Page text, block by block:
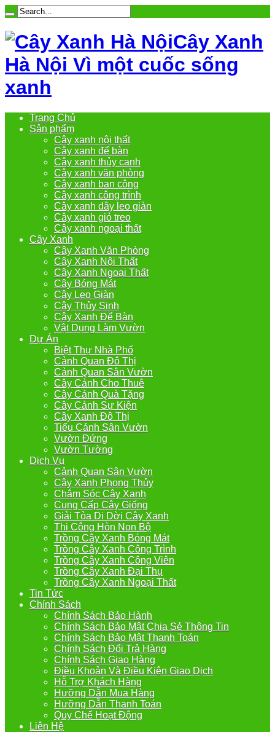
Cây Xanh
Hà Nội Vì một cuốc sống
xanh
Trang Chủ
Sản phẩm
Cây xanh nội thất
Cây xanh để bàn
Cây xanh thủy canh
Cây xanh văn phòng
Cây xanh ban công
Cây xanh công trình
Cây xanh dây leo giàn
Cây xanh giỏ treo
Cây xanh ngoại thất
Cây Xanh
Cây Xanh Văn Phòng
Cây Xanh Nội Thất
Cây Xanh Ngoại Thất
Cây Bóng Mát
Cây Leo Giàn
Cây Thủy Sinh
Cây Xanh Để Bàn
Vật Dụng Làm Vườn
Dự Án
Biệt Thự Nhà Phố
Cảnh Quan Đô Thị
Cảnh Quan Sân Vườn
Cây Cảnh Cho Thuê
Cây Cảnh Quà Tặng
Cây Cảnh Sự Kiện
Cây Xanh Đô Thị
Tiểu Cảnh Sân Vườn
Vườn Đứng
Vườn Tường
Dịch Vụ
Cảnh Quan Sân Vườn
Cây Xanh Phong Thủy
Chắm Sóc Cây Xanh
Cung Cấp Cây Giống
Giải Tỏa Di Dời Cây Xanh
Thi Công Hòn Non Bộ
Trồng Cây Xanh Bóng Mát
Trồng Cây Xanh Công Trình
Trồng Cây Xanh Công Viên
Trồng Cây Xanh Đại Thụ
Trồng Cây Xanh Ngoại Thất
Tin Tức
Chính Sách
Chính Sách Bảo Hành
Chính Sách Bảo Mật Chia Sẻ Thông Tin
Chính Sách Bảo Mật Thanh Toán
Chính Sách Đổi Trả Hàng
Chính Sách Giao Hàng
Điều Khoản Và Điều Kiện Giao Dịch
Hỗ Trợ Khách Hàng
Hưỡng Dẫn Mua Hàng
Hưỡng Dẫn Thanh Toán
Quy Chế Hoạt Động
Liên Hệ